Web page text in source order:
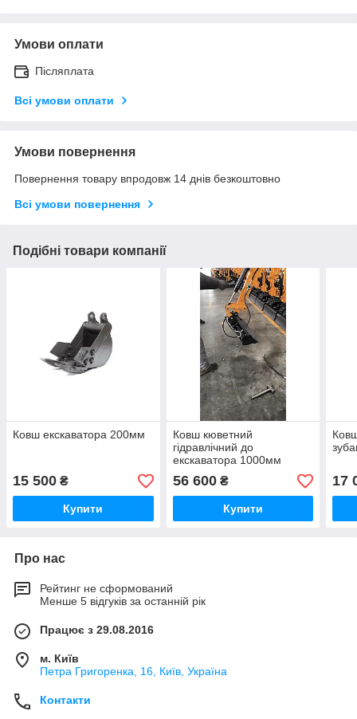
Умови оплати
Післяплата
Всі умови оплати
Умови повернення
Повернення товару впродовж 14 днів безкоштовно
Всі умови повернення
Подібні товари компанії
Ковш екскаватора 200мм
15 500 ₴
Купити
Ковш кюветний
гідравлічний до
екскаватора 1000мм
56 600₴
Купити
17
Про нас
Рейтинг не сформований
Менше 5 відгуків за останній рік
Працює з 29.08.2016
м. Київ
Петра Григоренка, 16, Київ, Україна
Контакти